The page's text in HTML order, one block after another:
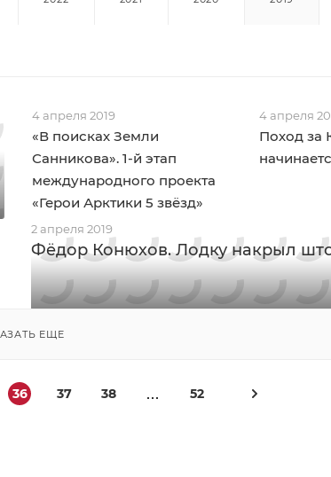
4 апреля 2019
«В поисках Земли
Санникова». 1-й этап
международного проекта
«Герои Арктики 5 звёзд»
4 апреля
Поход за
2 апреля 2019
Фёдор Конюхов. Лодку накрыл
ЕЩЕ
36 37 38 52